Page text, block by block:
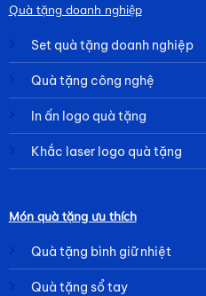
Quà tặng doanh nghiệp
Set quà tặng doanh nghiệp
Quà tặng công nghệ
In ấn logo quà tặng
Khắc laser logo quà tặng
Món quà tặng ưu thích
Quà tặng bình giữ nhiệt
Quà tặng sổ tay